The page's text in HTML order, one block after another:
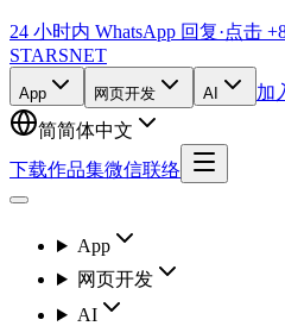
24 小时内 WhatsApp 回复·点击
STARSNET
App 网页开发 AI
加
简简体中文
下载作品集微信联络
App
网页开发
AI